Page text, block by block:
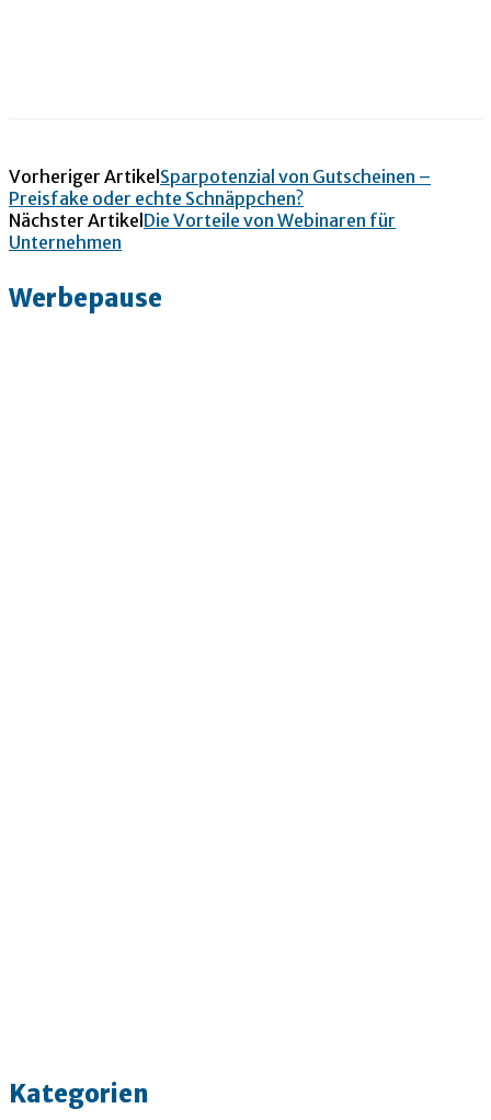
Vorheriger ArtikelSparpotenzial von Gutscheinen –
Preisfake oder echte Schnäppchen?
Nächster ArtikelDie Vorteile von Webinaren für
Unternehmen
Werbepause
Kategorien